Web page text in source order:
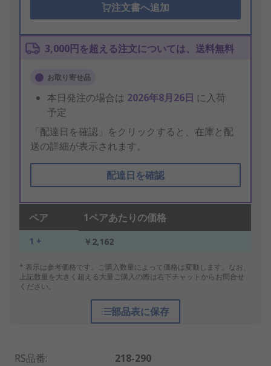
注文書へ追加
3,000円を超える注文については、送料無料
お取り寄せ品
本日発注の場合は 2026年8月26日 に入荷
予定
「配達日を確認」をクリックすると、在庫と配
送の詳細が表示されます。
配達日を確認
ペア 1ペアあたりの価格
1 + ￥2,162
* 表示は参考価格です。ご購入数量によって価格は変動します。なお、
上記数量を大きく超える大量ご購入の際は右下チャットからお問合せ
ください。
部品表に保存
RS品番:
218-290